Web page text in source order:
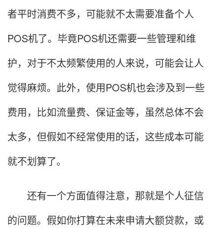
者平时消费不多，可能就不太需要准备个人
POS机了。毕竟POS机还需要一些管理和维
护，对于不太频繁使用的人来说，可能会让人
觉得麻烦。此外，使用POS机也会涉及到一些
费用，比如流量费、保证金等，虽然总体不会
太多，但假如不经常使用的话，这些成本可能
就不划算了。
还有一个方面值得注意，那就是个人征信
的问题。假如你打算在未来申请大额贷款，或